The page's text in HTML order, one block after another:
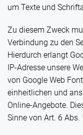
um Texte und
Zu diesem Zweck
Verbindung zu den
Hierdurch erlangt
IP-Adresse unsere
von Google Web
einheitlichen und
Online-Angebote.
Sinne von Art. 6 Abs.